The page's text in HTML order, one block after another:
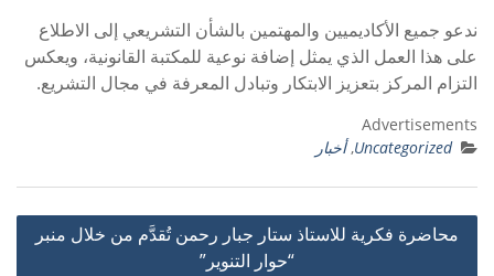
ندعو جميع الأكاديميين والمهتمين بالشأن التشريعي إلى الاطلاع
على هذا العمل الذي يمثل إضافة نوعية للمكتبة القانونية، ويعكس
التزام المركز بتعزيز الابتكار وتبادل المعرفة في مجال التشريع.
Advertisements
Uncategorized
,أخبار
تصفّح
المقالات
محاضرة فكرية للاستاذ ستار جبار رحمن تُقدَّم من خلال منبر
“حوار التنوير”